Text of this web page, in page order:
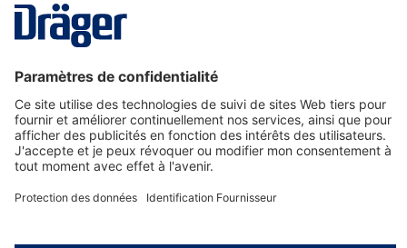
Nous contacter
Service de e-commande Dräger
Informations sur les produits